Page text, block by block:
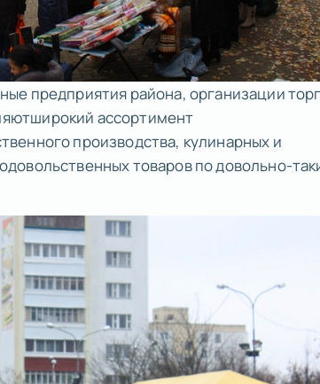
предприятия района, организации
ассортимент
производства, кулинарных и
товаров по довольно-